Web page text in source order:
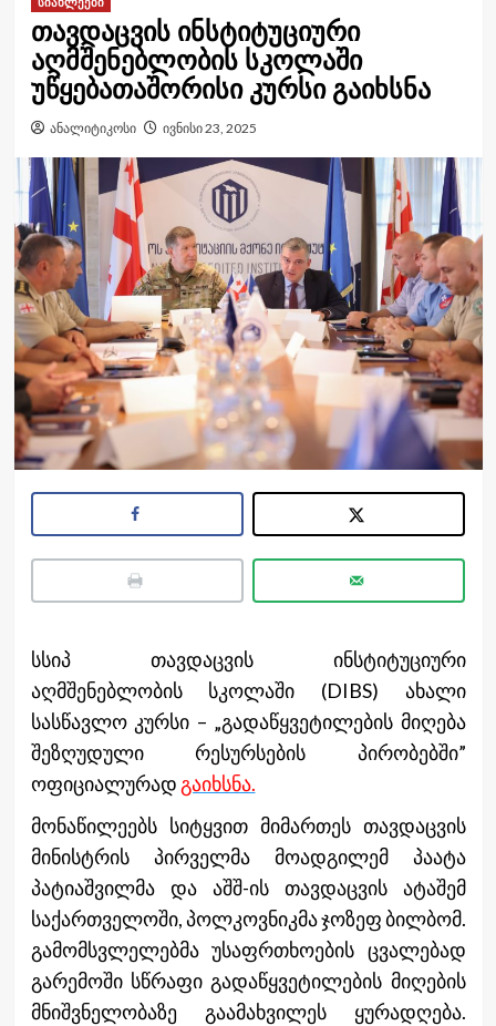
თავდაცვის ინსტიტუციური
აღმშენებლობის სკოლაში
უწყებათაშორისი კურსი გაიხსნა
ანალიტიკოსი ივნისი 23, 2025
სსიპ თავდაცვის ინსტიტუციური
აღმშენებლობის სკოლაში (DIBS) ახალი
სასწავლო კურსი – „გადაწყვეტილების მიღება
შეზღუდული რესურსების პირობებში”
ოფიციალურად გაიხსნა.
მონაწილეებს სიტყვით მიმართეს თავდაცვის
მინისტრის პირველმა მოადგილემ პაატა
პატიაშვილმა და აშშ-ის თავდაცვის ატაშემ
საქართველოში, პოლკოვნიკმა ჯოზეფ ბილბომ.
გამომსვლელებმა უსაფრთხოების ცვალებად
გარემოში სწრაფი გადაწყვეტილების მიღების
მნიშვნელობაზე გაამახვილეს ყურადღება.